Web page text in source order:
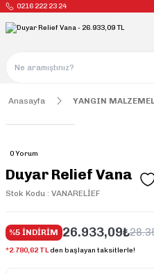
0216 222 23 24
Anasayfa YANGIN
0 Yorum
Duyar Relief Vana
Stok Kodu : VANARELİEF
%5 İNDİRİM 26.933,09₺
*2.780,62 TLden başlayan taksitlerle!